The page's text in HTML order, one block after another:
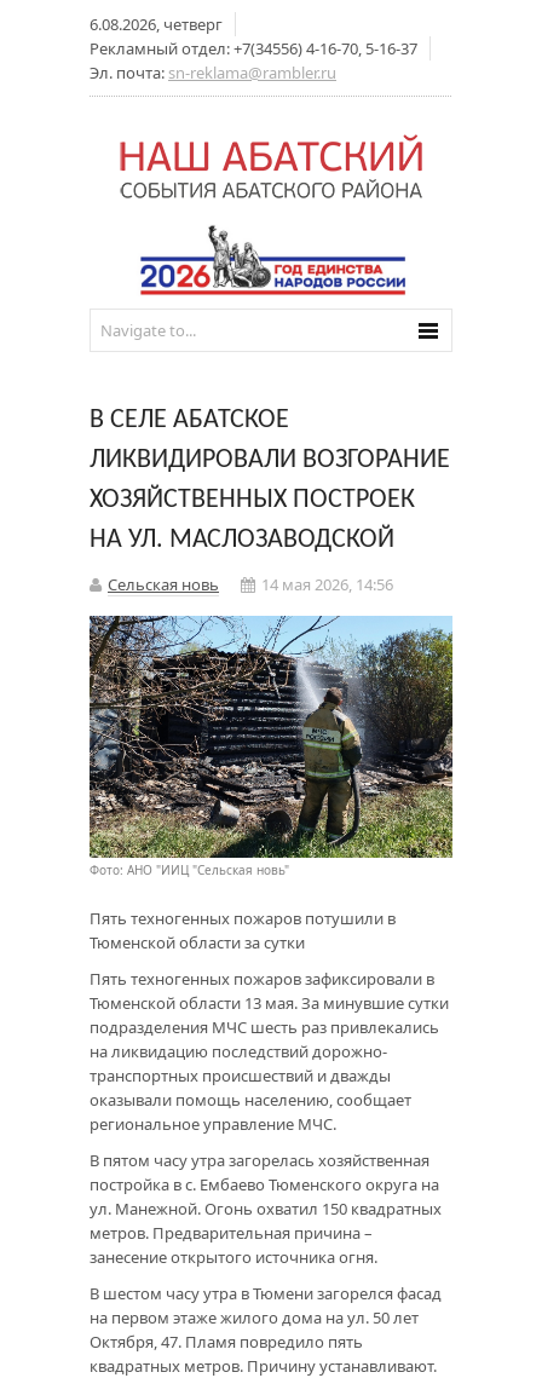
6.08.2026, четверг
Рекламный отдел: +7(34556) 4-16-70, 5-16-37
Эл. почта: sn-reklama@rambler.ru
В СЕЛЕ АБАТСКОЕ
ЛИКВИДИРОВАЛИ ВОЗГОРАНИЕ
ХОЗЯЙСТВЕННЫХ ПОСТРОЕК
НА УЛ. МАСЛОЗАВОДСКОЙ
Сельская новь 14 мая 2026, 14:56
Фото: АНО "ИИЦ "Сельская новь"
Пять техногенных пожаров потушили в
Тюменской области за сутки
Пять техногенных пожаров зафиксировали в
Тюменской области 13 мая. За минувшие сутки
подразделения МЧС шесть раз привлекались
на ликвидацию последствий дорожно-
транспортных происшествий и дважды
оказывали помощь населению, сообщает
региональное управление МЧС.
В пятом часу утра загорелась хозяйственная
постройка в с. Ембаево Тюменского округа на
ул. Манежной. Огонь охватил 150 квадратных
метров. Предварительная причина –
занесение открытого источника огня.
В шестом часу утра в Тюмени загорелся фасад
на первом этаже жилого дома на ул. 50 лет
Октября, 47. Пламя повредило пять
квадратных метров. Причину устанавливают.